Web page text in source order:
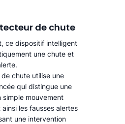
de chute
ce dispositif intelligent
une chute et
chute utilise une
qui distingue une
simple mouvement
les fausses alertes
une intervention